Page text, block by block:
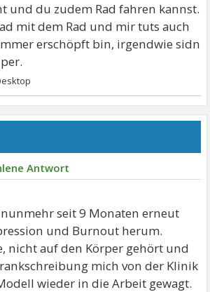
und du zudem Rad fahren kannst.
mit dem Rad und mir tuts auch
erschöpft bin, irgendwie sidn
Antwort
seit 9 Monaten erneut
und Burnout herum.
nicht auf den Körper gehört und
mich von der Klinik
wieder in die Arbeit gewagt.